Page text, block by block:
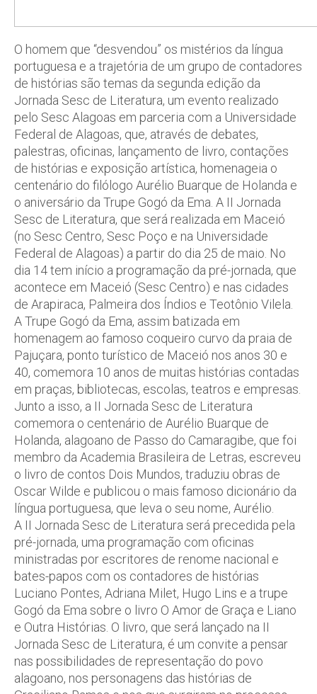
O homem que “desvendou” os mistérios da língua
portuguesa e a trajetória de um grupo de contadores
de histórias são temas da segunda edição da
Jornada Sesc de Literatura, um evento realizado
pelo Sesc Alagoas em parceria com a Universidade
Federal de Alagoas, que, através de debates,
palestras, oficinas, lançamento de livro, contações
de histórias e exposição artística, homenageia o
centenário do filólogo Aurélio Buarque de Holanda e
o aniversário da Trupe Gogó da Ema. A II Jornada
Sesc de Literatura, que será realizada em Maceió
(no Sesc Centro, Sesc Poço e na Universidade
Federal de Alagoas) a partir do dia 25 de maio. No
dia 14 tem início a programação da pré-jornada, que
acontece em Maceió (Sesc Centro) e nas cidades
de Arapiraca, Palmeira dos Índios e Teotônio Vilela.
A Trupe Gogó da Ema, assim batizada em
homenagem ao famoso coqueiro curvo da praia de
Pajuçara, ponto turístico de Maceió nos anos 30 e
40, comemora 10 anos de muitas histórias contadas
em praças, bibliotecas, escolas, teatros e empresas.
Junto a isso, a II Jornada Sesc de Literatura
comemora o centenário de Aurélio Buarque de
Holanda, alagoano de Passo do Camaragibe, que foi
membro da Academia Brasileira de Letras, escreveu
o livro de contos Dois Mundos, traduziu obras de
Oscar Wilde e publicou o mais famoso dicionário da
língua portuguesa, que leva o seu nome, Aurélio.
A II Jornada Sesc de Literatura será precedida pela
pré-jornada, uma programação com oficinas
ministradas por escritores de renome nacional e
bates-papos com os contadores de histórias
Luciano Pontes, Adriana Milet, Hugo Lins e a trupe
Gogó da Ema sobre o livro O Amor de Graça e Liano
e Outra Histórias. O livro, que será lançado na II
Jornada Sesc de Literatura, é um convite a pensar
nas possibilidades de representação do povo
alagoano, nos personagens das histórias de